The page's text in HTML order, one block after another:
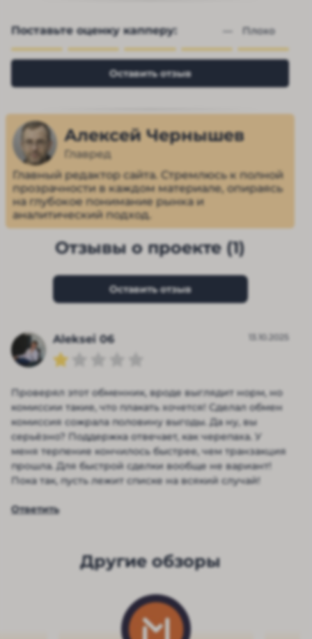
Поставьте оценку капперу: — Плохо
Оставить отзыв
Алексей Чернышев
Главред
Главный редактор сайта. Стремлюсь к полной
прозрачности в каждом материале, опираясь
на глубокое понимание рынка и
аналитический подход.
Отзывы о проекте (1)
Оставить отзыв
Aleksei 06 13.10.2025
Проверял этот обменник, вроде выглядит норм, но
комиссии такие, что плакать хочется! Сделал обмен
комиссия сожрала половину выгоды. Да ну, вы
серьёзно? Поддержка отвечает, как черепаха. У
меня терпение кончилось быстрее, чем транзакция
прошла. Для быстрой сделки вообще не вариант!
Пока так, пусть лежит списке на всякий случай!
Ответить
Другие обзоры